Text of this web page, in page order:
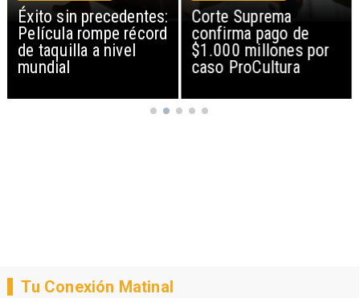
Corte Suprema
confirma pago de
$1.000 millones por
caso ProCultura
Codelco
construcción de
Andes Norte en El
Teniente por
Tu Conexión Matinal